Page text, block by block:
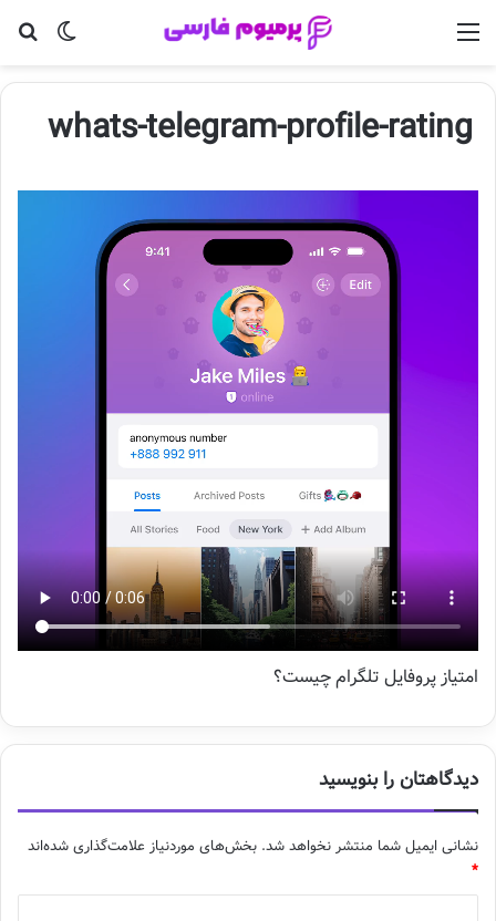
تغییر
whats-telegram-profile-rating
امتیاز پروفایل تلگرام چیست؟
دیدگاهتان را بنویسید
نشانی ایمیل شما منتشر نخواهد شد. بخش‌های موردنیاز علامت‌گذاری شده‌اند
*